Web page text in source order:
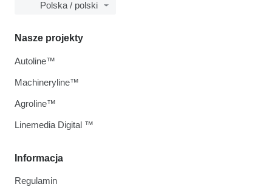
Polska / polski
Informacja
Regulamin
Nasze projekty
Autoline™
Machineryline™
Agroline™
Linemedia Digital ™